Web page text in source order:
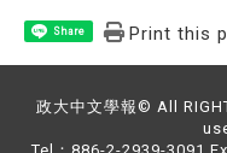
Share Print this
政大中文學報© All